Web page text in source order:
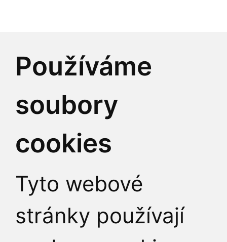
Používáme
soubory
cookies
Tyto webové
stránky používají
JAK K NÁM